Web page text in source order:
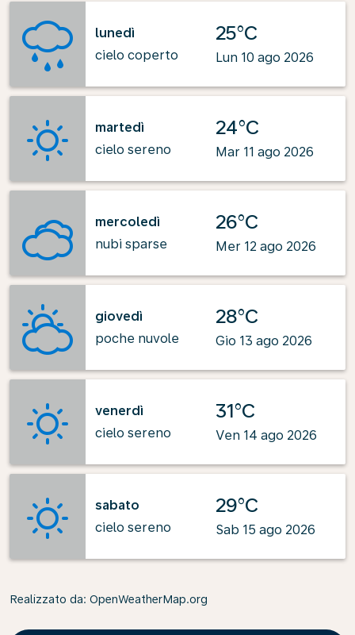
lunedì
cielo coperto
25°C
Lun 10 ago 2026
martedì
cielo sereno
24°C
Mar 11 ago 2026
mercoledì
nubi sparse
26°C
Mer 12 ago 2026
giovedì
poche nuvole
28°C
Gio 13 ago 2026
venerdì
cielo sereno
31°C
Ven 14 ago 2026
sabato
cielo sereno
29°C
Sab 15 ago 2026
Realizzato da: OpenWeatherMap.org